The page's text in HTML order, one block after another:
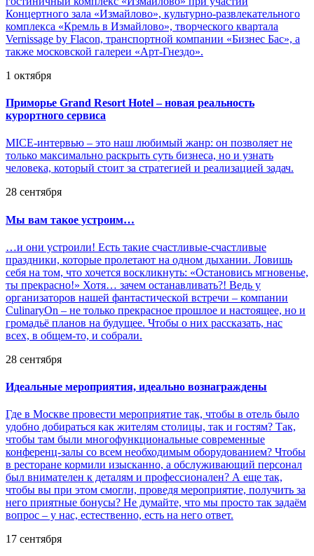
Концертного зала «Измайлово», культурно-развлекательного
комплекса «Кремль в Измайлово», творческого квартала
Vernissage by Flacon, транспортной компании «Бизнес Бас», а
также московской галереи «Арт-Гнездо».
1 октября
Приморье Grand Resort Hotel – новая реальность
курортного сервиса
MICE-интервью – это наш любимый жанр: он позволяет не
только максимально раскрыть суть бизнеса, но и узнать
человека, который стоит за стратегией и реализацией задач.
28 сентября
Мы вам такое устроим…
…и они устроили! Есть такие счастливые-счастливые
праздники, которые пролетают на одном дыхании. Ловишь
себя на том, что хочется воскликнуть: «Остановись мгновенье,
ты прекрасно!» Хотя… зачем останавливать?! Ведь у
организаторов нашей фантастической встречи – компании
CulinaryOn – не только прекрасное прошлое и настоящее, но и
громадьё планов на будущее. Чтобы о них рассказать, нас
всех, в общем-то, и собрали.
28 сентября
Идеальные мероприятия, идеально вознаграждены
Где в Москве провести мероприятие так, чтобы в отель было
удобно добираться как жителям столицы, так и гостям? Так,
чтобы там были многофункциональные современные
конференц-залы со всем необходимым оборудованием? Чтобы
в ресторане кормили изысканно, а обслуживающий персонал
был внимателен к деталям и профессионален? А еще так,
чтобы вы при этом смогли, проведя мероприятие, получить за
него приятные бонусы? Не думайте, что мы просто так задаём
вопрос – у нас, естественно, есть на него ответ.
17 сентября